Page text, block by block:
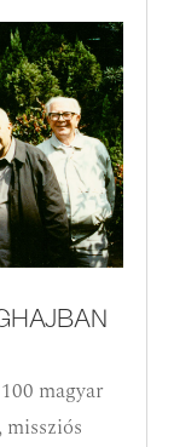
magyar